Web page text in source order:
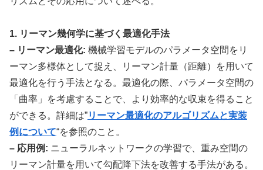
1. リーマン幾何学に基づく最適化手法
– リーマン最適化: 機械学習モデルのパラメータ空間をリ
ーマン多様体として捉え、リーマン計量（距離）を用いて
最適化を行う手法となる。最適化の際、パラメータ空間の
「曲率」を考慮することで、より効率的な収束を得ること
ができる。詳細は”リーマン最適化のアルゴリズムと実装
例について“を参照のこと。
– 応用例: ニューラルネットワークの学習で、重み空間の
リーマン計量を用いて勾配降下法を改善する手法がある。